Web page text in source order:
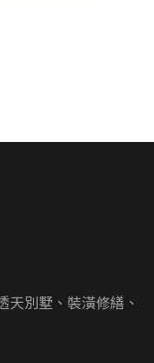
天別墅、裝潢修繕、